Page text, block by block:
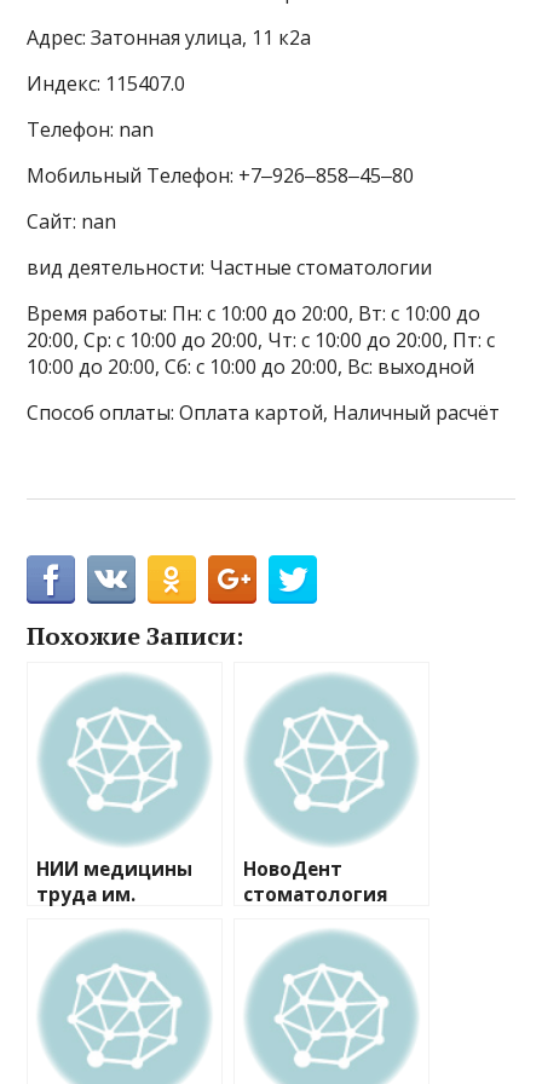
Адрес: Затонная улица, 11 к2а
Индекс: 115407.0
Телефон: nan
Мобильный Телефон: +7‒926‒858‒45‒80
Сайт: nan
вид деятельности: Частные стоматологии
Время работы: Пн: с 10:00 до 20:00, Вт: с 10:00 до
20:00, Ср: с 10:00 до 20:00, Чт: с 10:00 до 20:00, Пт: с
10:00 до 20:00, Сб: с 10:00 до 20:00, Вс: выходной
Способ оплаты: Оплата картой, Наличный расчёт
Похожие Записи:
НИИ медицины
труда им.
Измерова
клиника
НовоДент
стоматология